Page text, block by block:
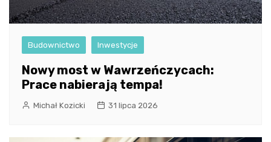
Budownictwo Inwestycje
Nowy most w Wawrzeńczycach:
Prace nabierają tempa!
Michał Kozicki 31 lipca 2026